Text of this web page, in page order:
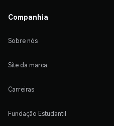
Companhia
Sobre nós
Site da marca
Carreiras
Fundação Estudantil